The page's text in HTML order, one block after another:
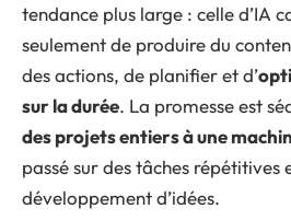
tendance plus large : celle d’IA
seulement de produire du
des actions, de planifier et d’
sur la durée. La promesse est
des projets entiers à une
passé sur des tâches répétitives
développement d’idées.